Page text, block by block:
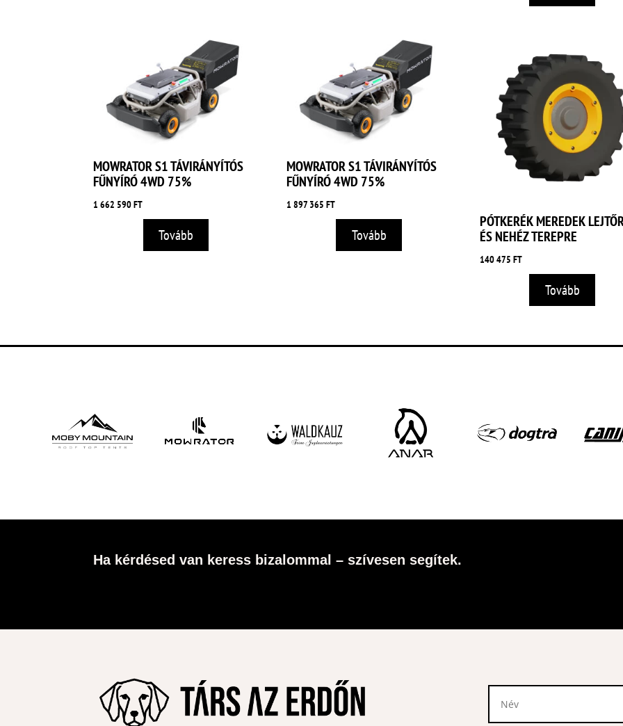
MOWRATOR S1 TÁVIRÁNYÍTÓS
FŰNYÍRÓ 4WD 75%
1 662 590FT
Tovább
MOWRATOR S1 TÁVIRÁNYÍTÓS
FŰNYÍRÓ 4WD 75%
1 897 365FT
Tovább
PÓTKERÉK MEREDEK
ÉS NEHÉZ TEREPRE
140 475FT
Tovább
Ha kérdésed van keress bizalommal – szívesen segítek.